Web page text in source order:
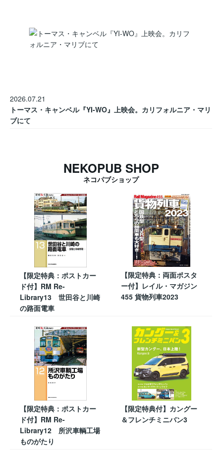
2026.07.21
トーマス・キャンベル『YI-WO』上映会。カリフォルニア・マリ
ブにて
NEKOPUB SHOP
ネコパブショップ
【限定特典：ポストカー
ド付】RM Re-
Library13 世田谷と川崎
の路面電車
【限定特典：両面ポスタ
ー付】レイル・マガジン
455 貨物列車2023
【限定特典：ポストカー
ド付】RM Re-
Library12 所沢車輌工場
ものがたり
【限定特典付】カングー
＆フレンチミニバン3